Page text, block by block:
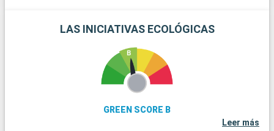
LAS INICIATIVAS ECOLÓGICAS
GREEN SCORE B
Leer más